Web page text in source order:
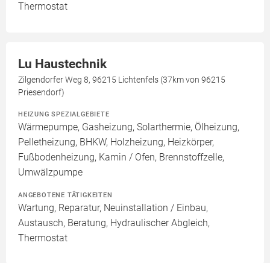
Thermostat
Lu Haustechnik
Zilgendorfer Weg 8, 96215 Lichtenfels (37km von 96215
Priesendorf)
HEIZUNG SPEZIALGEBIETE
Wärmepumpe, Gasheizung, Solarthermie, Ölheizung,
Pelletheizung, BHKW, Holzheizung, Heizkörper,
Fußbodenheizung, Kamin / Ofen, Brennstoffzelle,
Umwälzpumpe
ANGEBOTENE TÄTIGKEITEN
Wartung, Reparatur, Neuinstallation / Einbau,
Austausch, Beratung, Hydraulischer Abgleich,
Thermostat